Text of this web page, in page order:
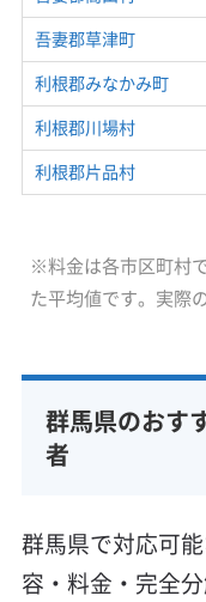
吾妻郡草津町
利根郡みなかみ町
利根郡川場村
利根郡片品村
※料金は各市区町村
た平均値です。実際
群馬県のおす
者
群馬県で対応可
容・料金・完全